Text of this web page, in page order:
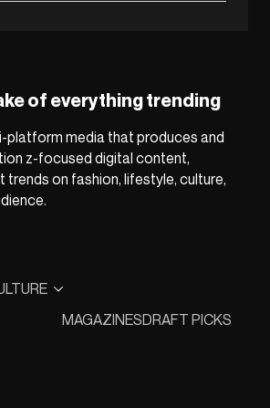
of everything trending
platform media that produces and
z-focused digital content,
on fashion, lifestyle, culture,
MAGAZINESDRAFT PICKS